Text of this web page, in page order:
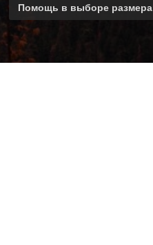
Помощь в выборе размера